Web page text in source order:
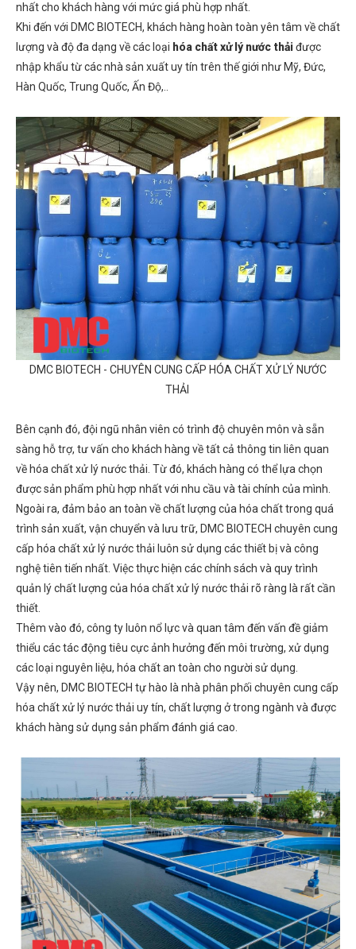
nhất cho khách hàng với mức giá phù hợp nhất.
Khi đến với DMC BIOTECH, khách hàng hoàn toàn yên tâm về chất
lượng và độ đa dạng về các loại hóa chất xử lý nước thảiđược
nhập khẩu từ các nhà sản xuất uy tín trên thế giới như Mỹ, Đức,
Hàn Quốc, Trung Quốc, Ấn Độ,..
DMC BIOTECH - CHUYÊN CUNG CẤP HÓA CHẤT XỬ LÝ NƯỚC
THẢI
Bên cạnh đó, đội ngũ nhân viên có trình độ chuyên môn và sẵn
sàng hỗ trợ, tư vấn cho khách hàng về tất cả thông tin liên quan
về hóa chất xử lý nước thải. Từ đó, khách hàng có thể lựa chọn
được sản phẩm phù hợp nhất với nhu cầu và tài chính của mình.
Ngoài ra, đảm bảo an toàn về chất lượng của hóa chất trong quá
trình sản xuất, vận chuyển và lưu trữ, DMC BIOTECH chuyên cung
cấp hóa chất xử lý nước thải luôn sử dụng các thiết bị và công
nghệ tiên tiến nhất. Việc thực hiện các chính sách và quy trình
quản lý chất lượng của hóa chất xử lý nước thải rõ ràng là rất cần
thiết.
Thêm vào đó, công ty luôn nổ lực và quan tâm đến vấn đề giảm
thiểu các tác động tiêu cực ảnh hưởng đến môi trường, xử dụng
các loại nguyên liệu, hóa chất an toàn cho người sử dụng.
Vậy nên, DMC BIOTECH tự hào là nhà phân phối chuyên cung cấp
hóa chất xử lý nước thải uy tín, chất lượng ở trong ngành và được
khách hàng sử dụng sản phẩm đánh giá cao.